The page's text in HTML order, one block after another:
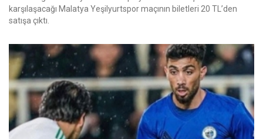
karşılaşacağı Malatya Yeşilyurtspor maçının biletleri 20 TL’den
satışa çıktı.